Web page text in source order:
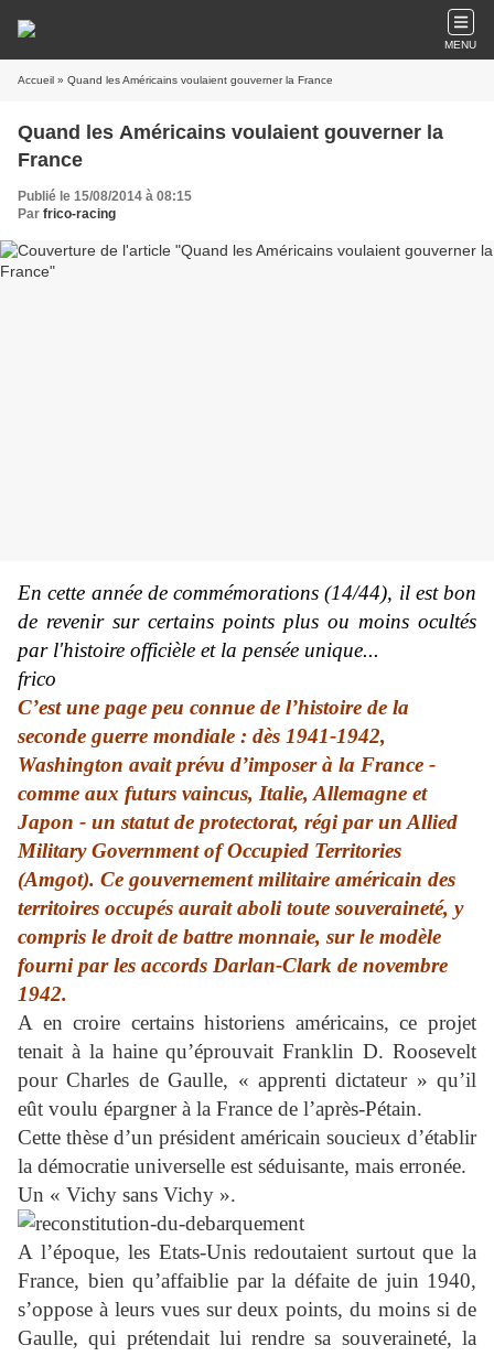
MENU
Accueil » Quand les Américains voulaient gouverner la France
Quand les Américains voulaient gouverner la
France
Publié le 15/08/2014 à 08:15
Par frico-racing
En cette année de commémorations (14/44), il est bon
de revenir sur certains points plus ou moins ocultés
par l'histoire officièle et la pensée unique...
frico
C’est une page peu connue de l’histoire de la
seconde guerre mondiale : dès 1941-1942,
Washington avait prévu d’imposer à la France -
comme aux futurs vaincus, Italie, Allemagne et
Japon - un statut de protectorat, régi par un Allied
Military Government of Occupied Territories
(Amgot). Ce gouvernement militaire américain des
territoires occupés aurait aboli toute souveraineté, y
compris le droit de battre monnaie, sur le modèle
fourni par les accords Darlan-Clark de novembre
1942.
A en croire certains historiens américains, ce projet
tenait à la haine qu’éprouvait Franklin D. Roosevelt
pour Charles de Gaulle, « apprenti dictateur » qu’il
eût voulu épargner à la France de l’après-Pétain.
Cette thèse d’un président américain soucieux d’établir
la démocratie universelle est séduisante, mais erronée.
Un « Vichy sans Vichy ».
A l’époque, les Etats-Unis redoutaient surtout que la
France, bien qu’affaiblie par la défaite de juin 1940,
s’oppose à leurs vues sur deux points, du moins si de
Gaulle, qui prétendait lui rendre sa souveraineté, la